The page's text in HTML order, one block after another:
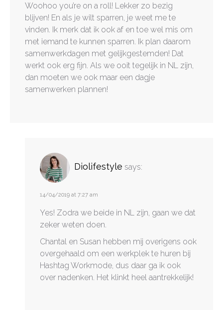
Woohoo you’re on a roll! Lekker zo bezig
blijven! En als je wilt sparren, je weet me te
vinden. Ik merk dat ik ook af en toe wel mis om
met iemand te kunnen sparren. Ik plan daarom
samenwerkdagen met gelijkgestemden! Dat
werkt ook erg fijn. Als we ooit tegelijk in NL zijn,
dan moeten we ook maar een dagje
samenwerken plannen!
Diolifestyle says:
14/04/2019 at 7:27 am
Yes! Zodra we beide in NL zijn, gaan we dat
zeker weten doen.
Chantal en Susan hebben mij overigens ook
overgehaald om een werkplek te huren bij
Hashtag Workmode, dus daar ga ik ook
over nadenken. Het klinkt heel aantrekkelijk!